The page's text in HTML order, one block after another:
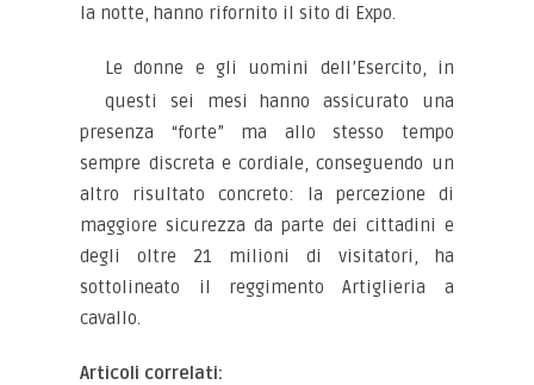
la notte, hanno rifornito il sito di Expo.
Le donne e gli uomini dell’Esercito, in
questi sei mesi hanno assicurato una
presenza “forte” ma allo stesso tempo
sempre discreta e cordiale, conseguendo un
altro risultato concreto: la percezione di
maggiore sicurezza da parte dei cittadini e
degli oltre 21 milioni di visitatori, ha
sottolineato il reggimento Artiglieria a
cavallo.
Articoli correlati: